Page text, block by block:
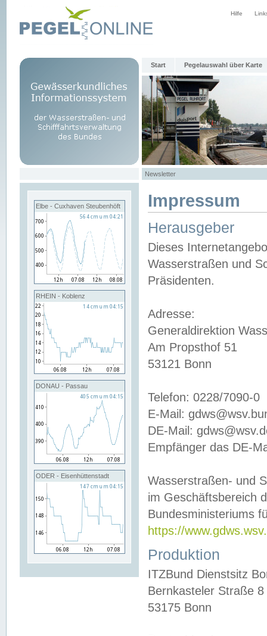
Hilfe
Start Pegelauswahl über Karte
Newsletter
Elbe - Cuxhaven Steubenhöft
RHEIN - Koblenz
DONAU - Passau
ODER - Eisenhüttenstadt
Impressum
Herausgeber
Dieses
Wasserstraßen und
Präsidenten.
Adresse:
Generaldirektion
Am Propsthof 51
53121 Bonn
Telefon: 0228/7090-0
E-Mail:
DE-Mail:
Empfänger das DE-
Wasserstraßen- und
im Geschäftsbereich
Bundesministeriums
https://
Produktion
ITZBund Dienstsitz
Bernkasteler Straße 8
53175 Bonn